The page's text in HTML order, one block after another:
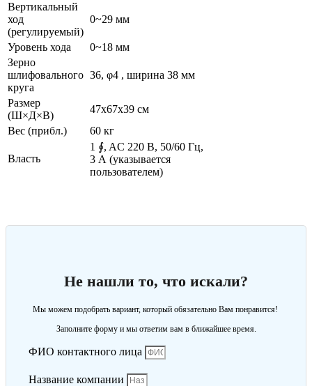
Вертикальный
ход
(регулируемый)
0~29 мм
Уровень хода
0~18 мм
Зерно
шлифовального
круга
36, φ4 , ширина 38 мм
Размер
(Ш×Д×В)
47x67x39 см
Вес (прибл.)
60 кг
Власть
1 ∮, AC 220 В, 50/60 Гц,
3 А (указывается
пользователем)
Не нашли то, что искали?
Мы можем подобрать вариант, который обязательно Вам понравится!
Заполните форму и мы ответим вам в ближайшее время.
ФИО контактного лица
Название компании